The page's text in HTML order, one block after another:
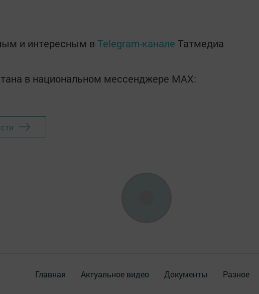
и интересным в Telegram-канале Татмедиа
в национальном мессенджере MАХ:
Главная Актуальное видео Документы Разное